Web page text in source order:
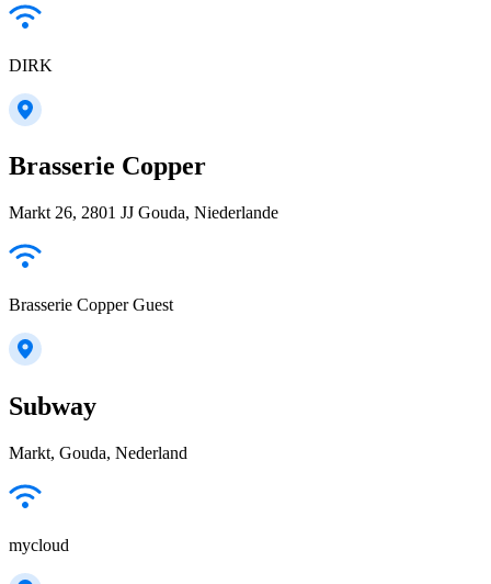
DIRK
Brasserie Copper
Markt 26, 2801 JJ Gouda, Niederlande
Brasserie Copper Guest
Subway
Markt, Gouda, Nederland
mycloud